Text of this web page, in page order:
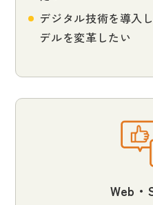
デジタル技術を導入
デルを変革したい
Web・